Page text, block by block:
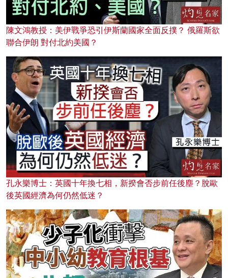
陳文鴻教授：美伊戰爭恐引伊斯蘭國家全面反撲？ 俄羅斯欲
聯合伊朗 對付北約美國？
孔永樂博士：英國十年換七相，新揆會否步前任後塵？脫歐
後英國經濟為何仍然低迷？